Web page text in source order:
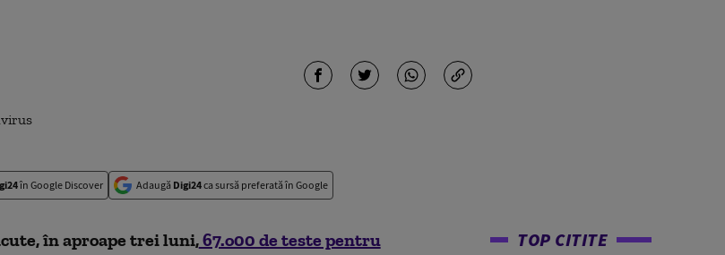
în Google Discover Adaugă Digi24ca sursă preferată în Google
în aproape trei luni,67.o00 de teste pentru
TOP CITITE